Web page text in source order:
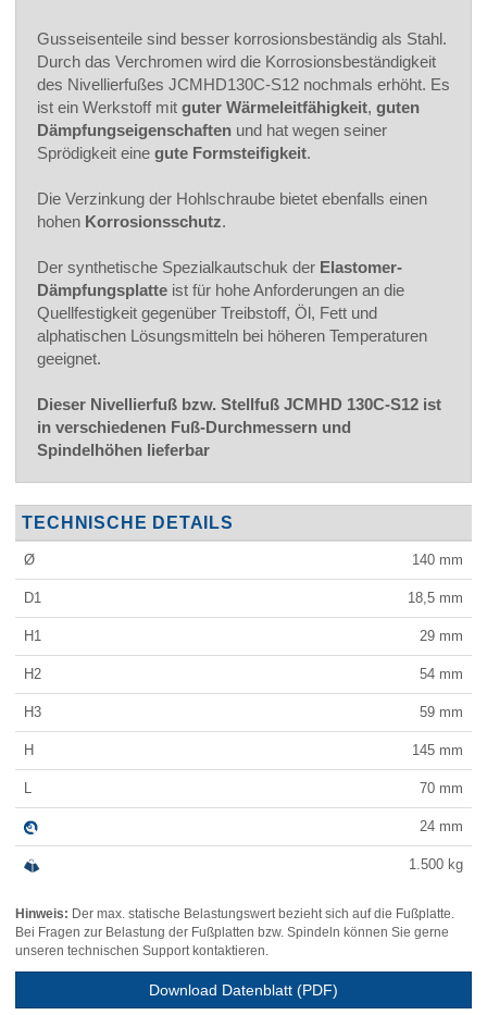
Gusseisenteile sind besser korrosionsbeständig als Stahl.
Durch das Verchromen wird die Korrosionsbeständigkeit
des Nivellierfußes JCMHD130C-S12 nochmals erhöht. Es
ist ein Werkstoff mit guter Wärmeleitfähigkeit, guten
Dämpfungseigenschaften und hat wegen seiner
Sprödigkeit eine gute Formsteifigkeit.
Die Verzinkung der Hohlschraube bietet ebenfalls einen
hohen Korrosionsschutz.
Der synthetische Spezialkautschuk der Elastomer-
Dämpfungsplatte ist für hohe Anforderungen an die
Quellfestigkeit gegenüber Treibstoff, Öl, Fett und
alphatischen Lösungsmitteln bei höheren Temperaturen
geeignet.
Dieser Nivellierfuß bzw. Stellfuß JCMHD 130C-S12 ist
in verschiedenen Fuß-Durchmessern und
Spindelhöhen lieferbar
TECHNISCHE DETAILS
Ø 140 mm
D1 18,5 mm
H1 29 mm
H2 54 mm
H3 59 mm
H 145 mm
L 70 mm
24 mm
1.500 kg
Hinweis: Der max. statische Belastungswert bezieht sich auf die Fußplatte.
Bei Fragen zur Belastung der Fußplatten bzw. Spindeln können Sie gerne
unseren technischen Support kontaktieren.
Download Datenblatt (PDF)